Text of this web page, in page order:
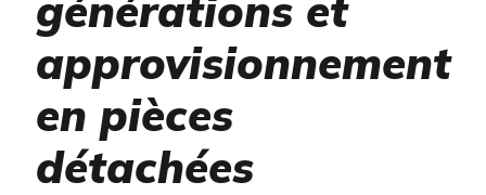
générations et
approvisionnement
en pièces
détachées